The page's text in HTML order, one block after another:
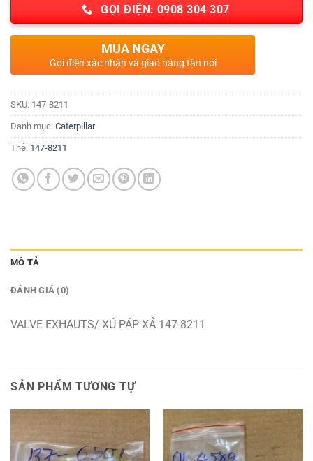
GỌI ĐIỆN: 0908 304 307
MUA NGAY
Gọi điện xác nhận và giao hàng tận nơi
SKU: 147-8211
Danh mục: Caterpillar
Thẻ: 147-8211
MÔ TẢ
ĐÁNH GIÁ (0)
VALVE EXHAUTS/ XÚ PÁP XẢ 147-8211
SẢN PHẨM TƯƠNG TỰ